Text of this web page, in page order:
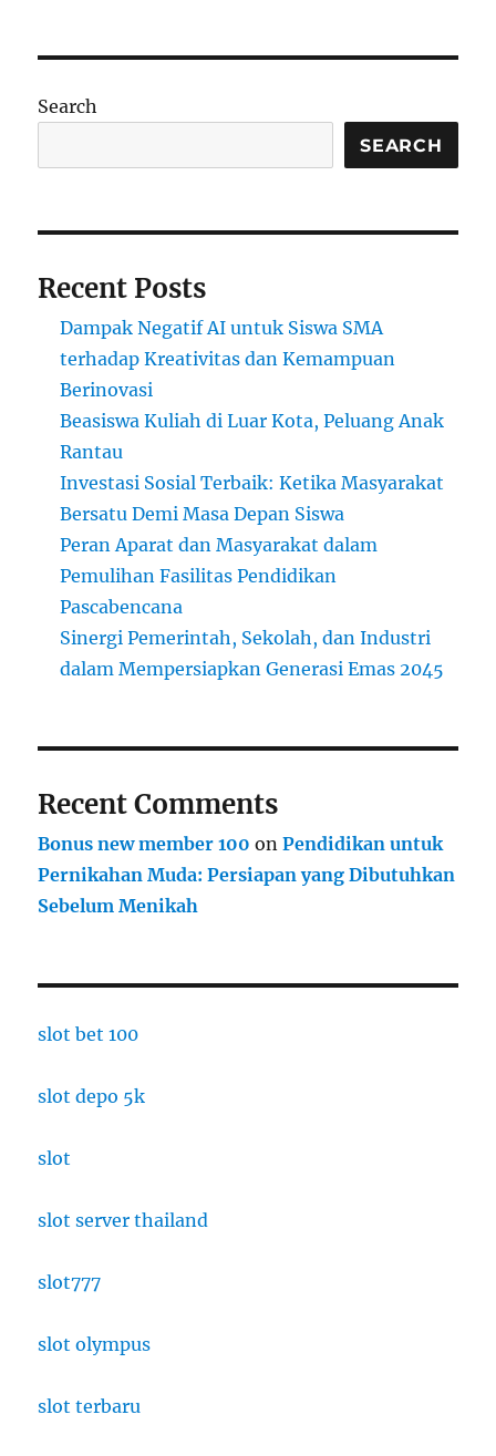
Pendidikan
Riset
Search
SEARCH
Recent Posts
Dampak Negatif AI untuk Siswa SMA
terhadap Kreativitas dan Kemampuan
Berinovasi
Beasiswa Kuliah di Luar Kota, Peluang Anak
Rantau
Investasi Sosial Terbaik: Ketika Masyarakat
Bersatu Demi Masa Depan Siswa
Peran Aparat dan Masyarakat dalam
Pemulihan Fasilitas Pendidikan
Pascabencana
Sinergi Pemerintah, Sekolah, dan Industri
dalam Mempersiapkan Generasi Emas 2045
Recent Comments
Bonus new member 100 onPendidikan untuk
Pernikahan Muda: Persiapan yang Dibutuhkan
Sebelum Menikah
slot bet 100
slot depo 5k
slot
slot server thailand
slot777
slot olympus
slot terbaru